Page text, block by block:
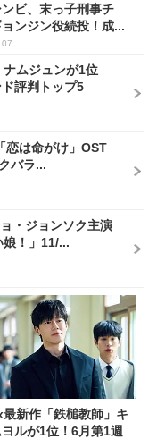
ビ、末っ子刑事チ
ョンジン役続投！成...
ナムジュンが1位
評判トップ5
恋は命がけ」OST
バラ...
・ジョンソク主演
娘！」11/...
新作「鉄槌教師」キ
ルが1位！6月第1週